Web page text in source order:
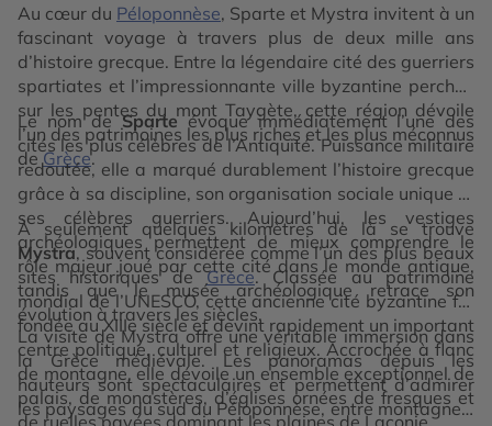
Au cœur du Péloponnèse, Sparte et Mystra invitent à un
fascinant voyage à travers plus de deux mille ans
d’histoire grecque. Entre la légendaire cité des guerriers
spartiates et l’impressionnante ville byzantine perchée
sur les pentes du mont Taygète, cette région dévoile
l’un des patrimoines les plus riches et les plus méconnus
deGrèce.
Le nom deSparteévoque immédiatement l’une des
cités les plus célèbres de l’Antiquité. Puissance militaire
redoutée, elle a marqué durablement l’histoire grecque
grâce à sa discipline, son organisation sociale unique et
ses célèbres guerriers. Aujourd’hui, les vestiges
archéologiques permettent de mieux comprendre le
rôle majeur joué par cette cité dans le monde antique,
tandis que le musée archéologique retrace son
évolution à travers les siècles.
À seulement quelques kilomètres de là se trouve
Mystra, souvent considérée comme l’un des plus beaux
sites historiques deGrèce. Classée au patrimoine
mondial de l’UNESCO, cette ancienne cité byzantine fut
fondée au XIIIe siècle et devint rapidement un important
centre politique, culturel et religieux. Accrochée à flanc
de montagne, elle dévoile un ensemble exceptionnel de
palais, de monastères, d’églises ornées de fresques et
de ruelles pavées dominant les plaines de Laconie.
La visite de Mystra offre une véritable immersion dans
la Grèce médiévale. Les panoramas depuis les
hauteurs sont spectaculaires et permettent d’admirer
les paysages du sud du Péloponnèse, entre montagnes,